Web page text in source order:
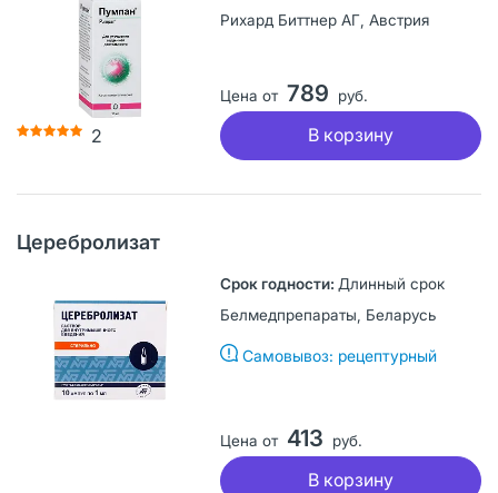
2
Рихард Биттнер АГ, Австрия
Цена от 789 руб.
В корзину
Церебролизат
Длинный срок
Белмедпрепараты, Беларусь
Самовывоз: рецептурный
Цена от 413 руб.
В корзину